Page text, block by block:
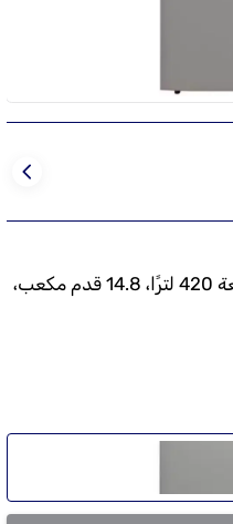
ثلاجة سكاي وورث بفريزر علوي، سعة 420 لترًا، 14.8 قدم مكعب،